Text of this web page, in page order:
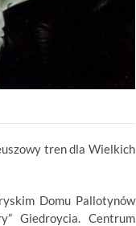
tren dla Wielkich
Domu Pallotynów
Giedroycia. Centrum